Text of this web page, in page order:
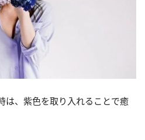
は、紫色を取り入れることで癒